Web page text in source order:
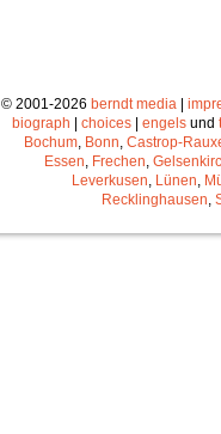
© 2001-2026 berndt media |
biograph | choices | engels und
Bochum Bonn Castrop-
Essen Frechen
Leverkusen Lünen
Recklinghausen